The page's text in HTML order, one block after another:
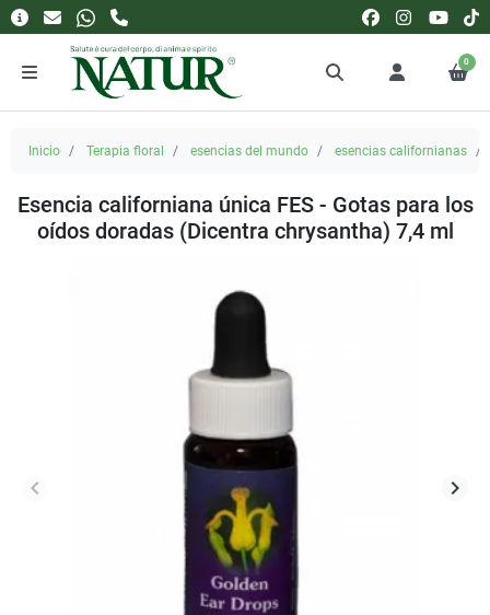
0
Inicio Terapia floral esencias del mundo esencias californianas
Esencia californiana única FES - Gotas para los
oídos doradas (Dicentra chrysantha) 7,4 ml
Anterior
keyboard_arrow_left keyboard_arrow_right